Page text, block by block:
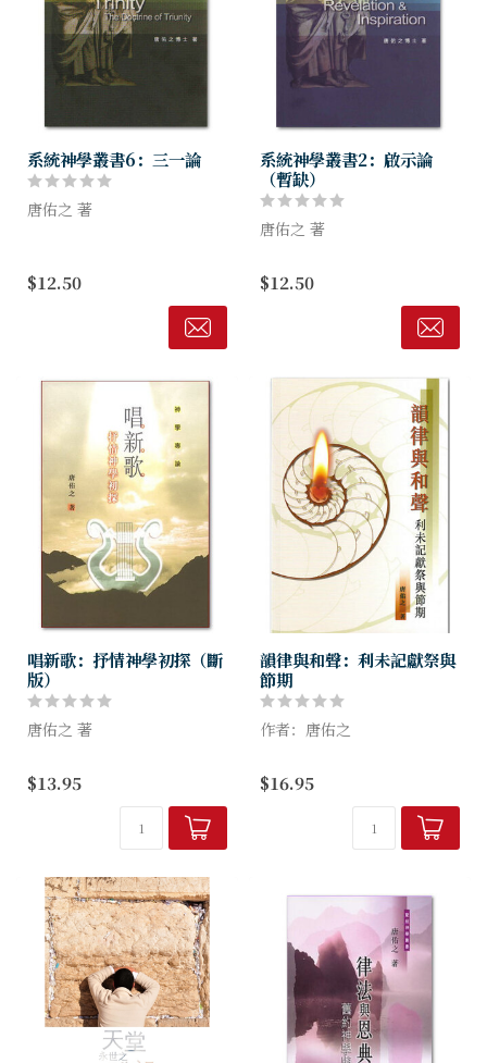
系統神學叢書6：三一論
唐佑之 著
與聖靈。這是基督教信仰之中
心，但並不容易解釋，也很難
明白。然而這教理經過歷代的
$12.50
系統神學叢書2：啟示論
（暫缺）
唐佑之 著
感動聖經作者書寫的經驗，這
是在神的啟示之內。神的啟示
有普遍啟示與特別啟示。特別
啟示最高的性質，就是道成肉
$12.50
唱新歌：抒情神學初探（斷
版）
唐佑之 著
Theology)雖仍是初耕園地，
但含義十分重要，是教會不容
忽略的。本書集中的重點，是
在教會音樂的神學範疇，為發
$13.95
韻律與和聲：利未記獻祭與
節期
作者：唐佑之
能是最後研讀的一卷，但在猶
太會堂，卻是學童的啟蒙讀本
──因為信仰的生活，必須由
敬拜做起；可見此書卷的重
$16.95